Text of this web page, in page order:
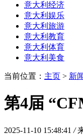
意大利经济
意大利娱乐
意大利旅游
意大利教育
意大利体育
意大利美食
当前位置： 主页 > 新
第4届
2025-11-10 15:48:41 /